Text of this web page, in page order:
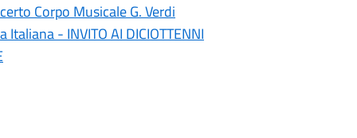
Corpo Musicale G. Verdi
- INVITO AI DICIOTTENNI